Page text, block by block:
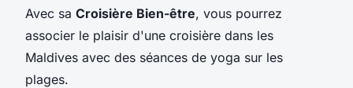
Avec sa Croisière Bien-être, vous pourrez
associer le plaisir d'une croisière dans les
Maldives avec des séances de yoga sur les
plages.